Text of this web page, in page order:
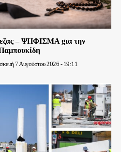
– ΨΗΦΙΣΜΑ gια την
7 Αυγούστου 2026 - 19:11